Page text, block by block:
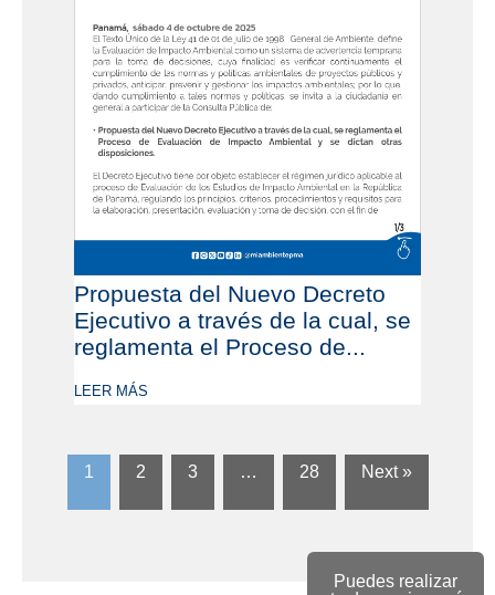
Puedes realizar
Propuesta del Nuevo Decreto
Ejecutivo a través de la cual, se
reglamenta el Proceso de...
LEER MÁS
1 2 3 … 28 Next »